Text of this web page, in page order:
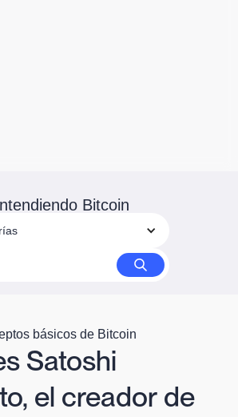
Bitcoin
básicos de Bitcoin
Satoshi
el creador de